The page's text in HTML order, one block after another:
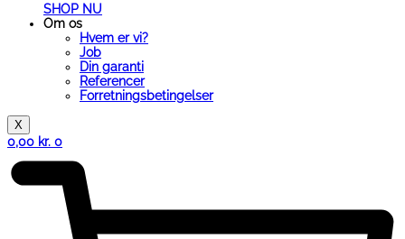
SHOP NU
Om os
Hvem er vi?
Job
Din garanti
Referencer
Forretningsbetingelser
X
0,00 kr. 0